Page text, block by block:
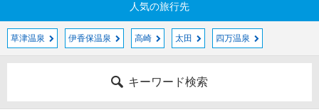
人気の旅行先
草津温泉 伊香保温泉 高崎 太田 四万温泉
キーワード検索